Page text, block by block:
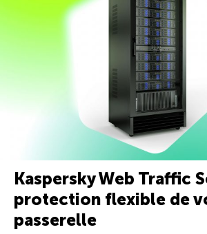
Kaspersky Web Traffic
protection flexible de
passerelle